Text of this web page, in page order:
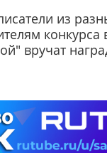
из
конкурса
вручат